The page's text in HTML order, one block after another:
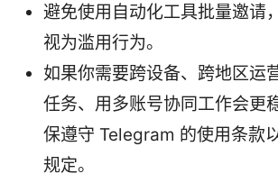
避免使用自动化工具批量邀请
视为滥用行为。
如果你需要跨设备、跨地区运
任务、用多账号协同工作会更
保遵守 Telegram 的使用条款
规定。